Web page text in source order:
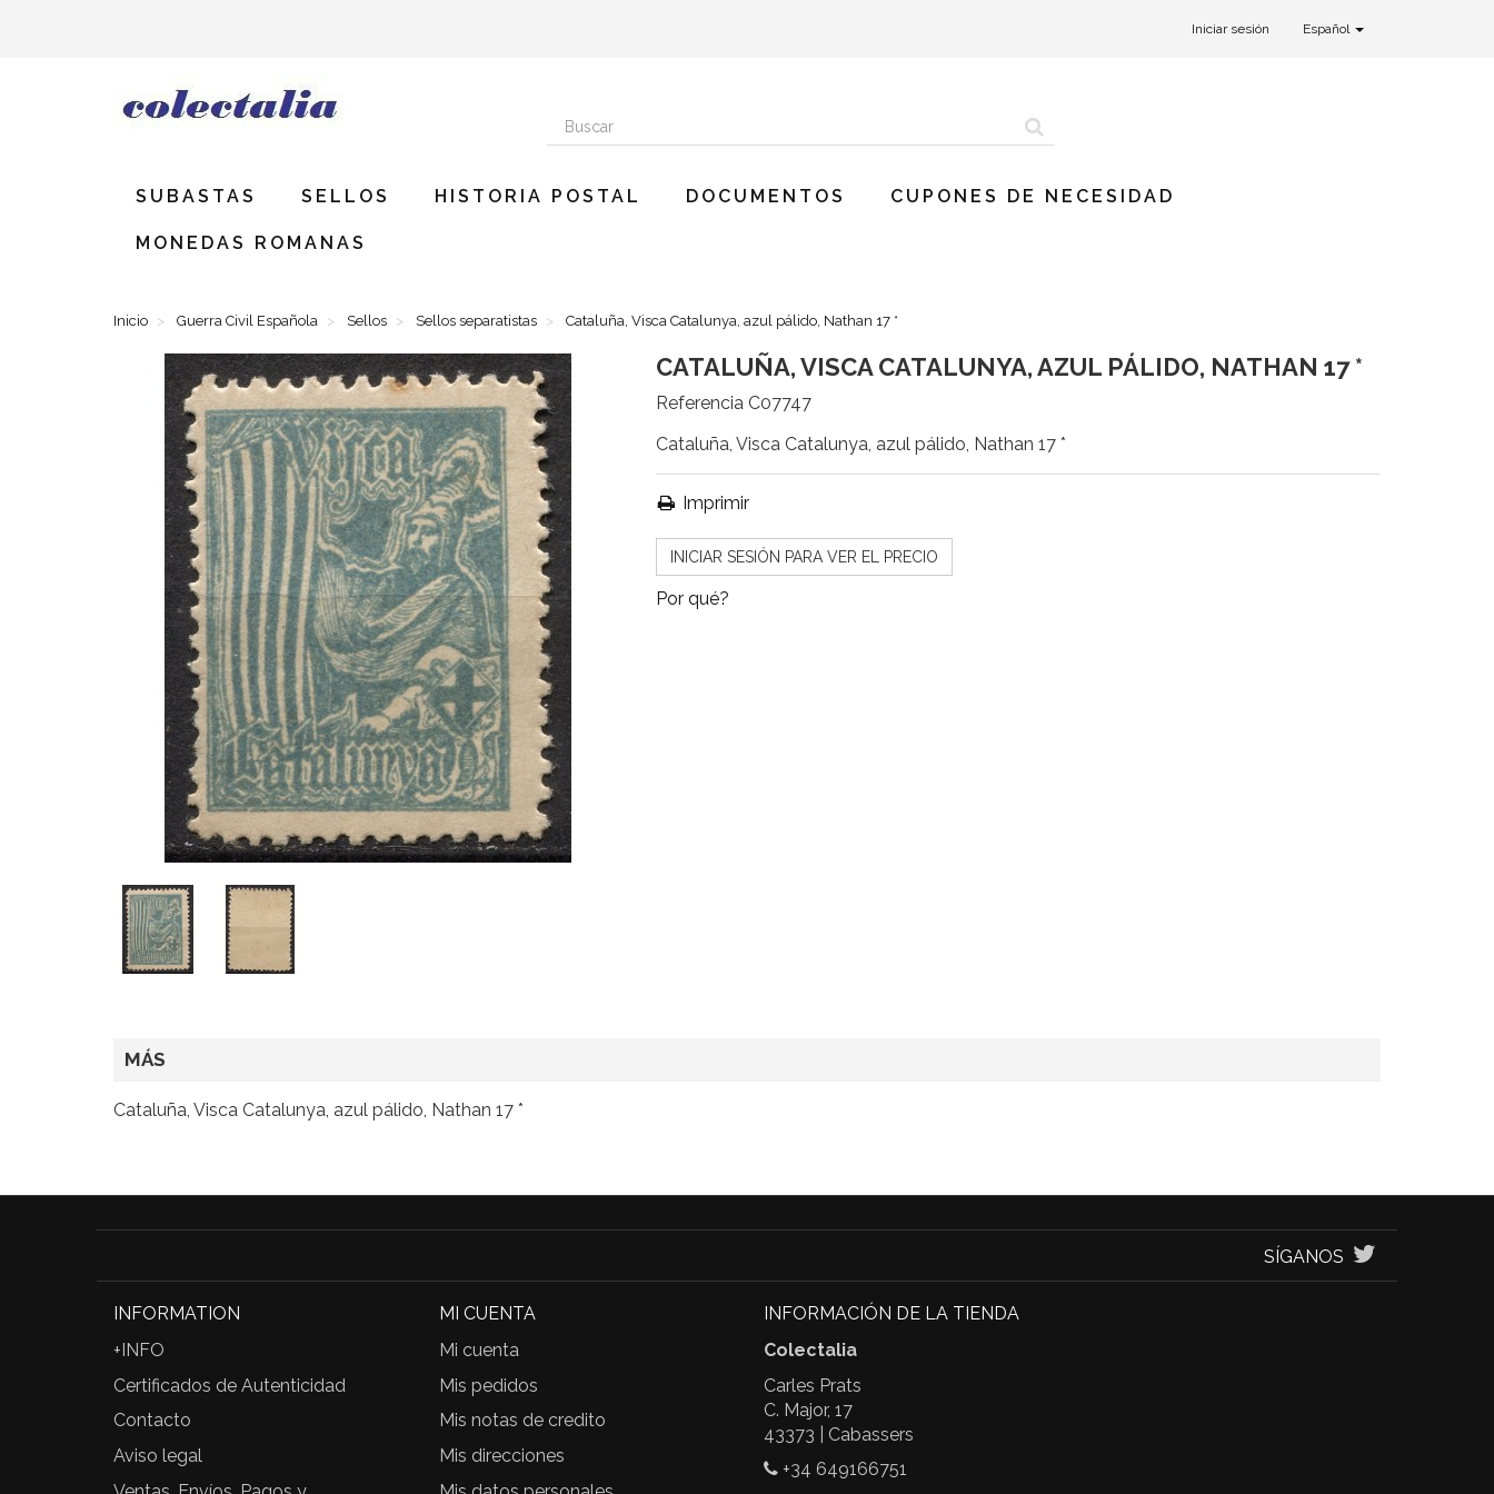
Iniciar sesión Español
SUBASTAS SELLOS HISTORIA POSTAL DOCUMENTOS CUPONES DE NECESIDAD
MONEDAS ROMANAS
Inicio Guerra Civil Española Sellos Sellos separatistas Cataluña, Visca Catalunya, azul pálido, Nathan 17 *
CATALUÑA, VISCA CATALUNYA, AZUL PÁLIDO, NATHAN 17 *
Referencia C07747
Cataluña, Visca Catalunya, azul pálido, Nathan 17 *
Imprimir
INICIAR SESIÓN PARA VER EL PRECIO
Por qué?
MÁS
Cataluña, Visca Catalunya, azul pálido, Nathan 17 *
SÍGANOS
INFORMATION
+INFO
Certificados de Autenticidad
Contacto
Aviso legal
MI CUENTA
Mi cuenta
Mis pedidos
Mis notas de credito
Mis direcciones
INFORMACIÓN DE LA TIENDA
Colectalia
Carles Prats
C. Major, 17
43373 | Cabassers
+34 649166751